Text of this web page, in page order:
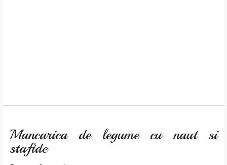
Mancarica de legume cu naut si
stafide